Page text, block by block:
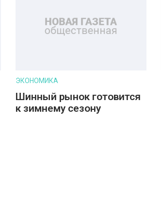
ЭКОНОМИКА
Шинный рынок готовится
к зимнему сезону